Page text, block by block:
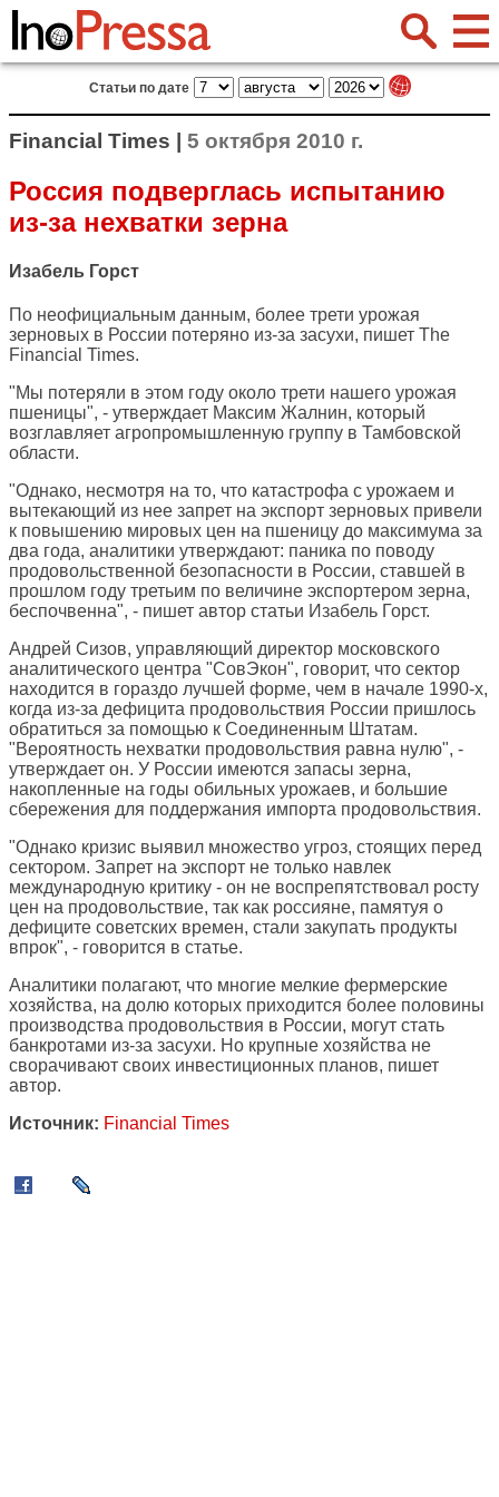
Статьи по дате
Financial Times | 5 октября 2010 г.
Россия подверглась испытанию
из-за нехватки зерна
Изабель Горст
По неофициальным данным, более трети урожая
зерновых в России потеряно из-за засухи, пишет The
Financial Times.
"Мы потеряли в этом году около трети нашего урожая
пшеницы", - утверждает Максим Жалнин, который
возглавляет агропромышленную группу в Тамбовской
области.
"Однако, несмотря на то, что катастрофа с урожаем и
вытекающий из нее запрет на экспорт зерновых привели
к повышению мировых цен на пшеницу до максимума за
два года, аналитики утверждают: паника по поводу
продовольственной безопасности в России, ставшей в
прошлом году третьим по величине экспортером зерна,
беспочвенна", - пишет автор статьи Изабель Горст.
Андрей Сизов, управляющий директор московского
аналитического центра "СовЭкон", говорит, что сектор
находится в гораздо лучшей форме, чем в начале 1990-х,
когда из-за дефицита продовольствия России пришлось
обратиться за помощью к Соединенным Штатам.
"Вероятность нехватки продовольствия равна нулю", -
утверждает он. У России имеются запасы зерна,
накопленные на годы обильных урожаев, и большие
сбережения для поддержания импорта продовольствия.
"Однако кризис выявил множество угроз, стоящих перед
сектором. Запрет на экспорт не только навлек
международную критику - он не воспрепятствовал росту
цен на продовольствие, так как россияне, памятуя о
дефиците советских времен, стали закупать продукты
впрок", - говорится в статье.
Аналитики полагают, что многие мелкие фермерские
хозяйства, на долю которых приходится более половины
производства продовольствия в России, могут стать
банкротами из-за засухи. Но крупные хозяйства не
сворачивают своих инвестиционных планов, пишет
автор.
Источник: Financial Times